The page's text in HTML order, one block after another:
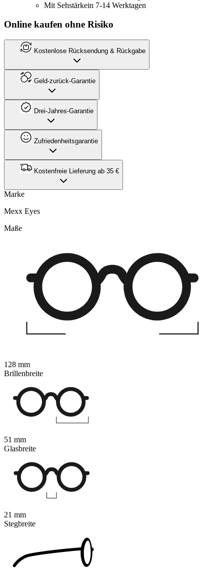
Mit Sehstärkein 7-14 Werktagen
Online kaufen ohne Risiko
Kostenlose Rücksendung & Rückgabe
Geld-zurück-Garantie
Drei-Jahres-Garantie
Zufriedenheitsgarantie
Kostenfreie Lieferung ab 35 €
Marke
Mexx Eyes
Maße
128 mm
Brillenbreite
51 mm
Glasbreite
21 mm
Stegbreite